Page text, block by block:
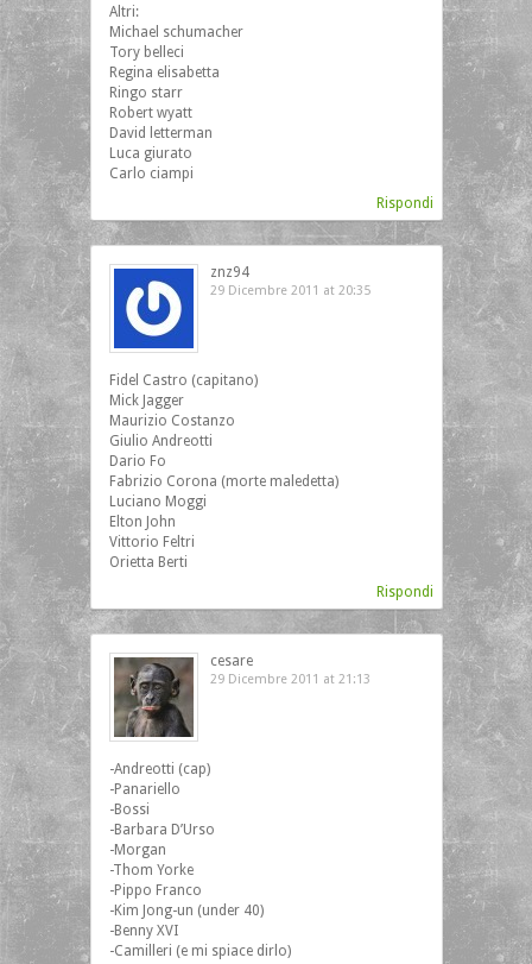
Altri:
Michael schumacher
Tory belleci
Regina elisabetta
Ringo starr
Robert wyatt
David letterman
Luca giurato
Carlo ciampi
Rispondi
znz94
29 Dicembre 2011 at 20:35
Fidel Castro (capitano)
Mick Jagger
Maurizio Costanzo
Giulio Andreotti
Dario Fo
Fabrizio Corona (morte maledetta)
Luciano Moggi
Elton John
Vittorio Feltri
Orietta Berti
Rispondi
cesare
29 Dicembre 2011 at 21:13
‎-Andreotti (cap)
-Panariello
-Bossi
-Barbara D’Urso
-Morgan
-Thom Yorke
-Pippo Franco
-Kim Jong-un (under 40)
-Benny XVI
-Camilleri (e mi spiace dirlo)